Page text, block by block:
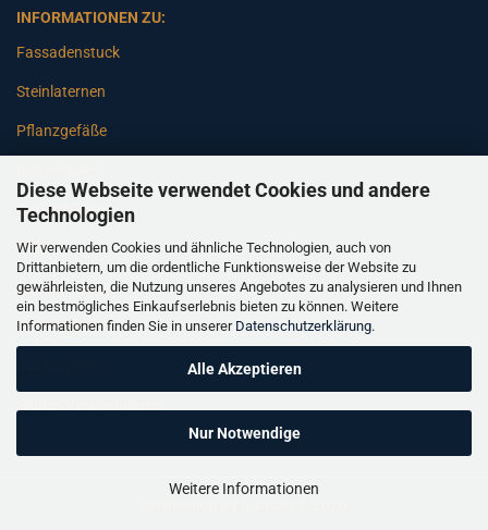
Diese Webseite verwendet Cookies und andere
Technologien
Wir verwenden Cookies und ähnliche Technologien, auch von
Drittanbietern, um die ordentliche Funktionsweise der Website zu
gewährleisten, die Nutzung unseres Angebotes zu analysieren und Ihnen
ein bestmögliches Einkaufserlebnis bieten zu können. Weitere
Informationen finden Sie in unserer Datenschutzerklärung.
Alle Akzeptieren
Nur Notwendige
Weitere Informationen
INFORMATIONEN ZU:
Fassadenstuck
Steinlaternen
Pflanzgefäße
Gartenbänke
Pfeiler
Gartenbrunnen
Gartenfiguren